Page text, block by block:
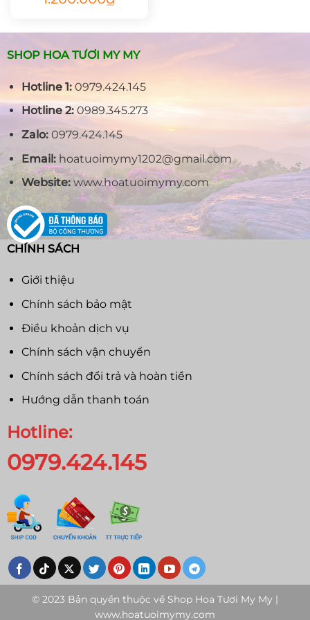
gốc
1.200.000₫.
SHOP HOA TƯƠI MY MY
Hotline 1:0979.424.145
Hotline 2:0989.345.273
Zalo:0979.424.145
Email:hoatuoimymy1202@gmail.com
Website:www.hoatuoimymy.com
CHÍNH SÁCH
Giới thiệu
Chính sách bảo mật
Điều khoản dịch vụ
Chính sách vận chuyển
Chính sách đổi trả và hoàn tiền
Hướng dẫn thanh toán
Hotline:
0979.424.145
© 2023 Bản quyền thuộc về Shop Hoa Tươi My My |
www.hoatuoimymy.com